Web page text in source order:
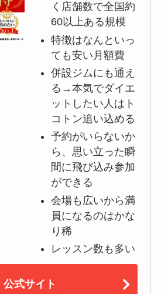
く店舗数で全国約
60以上ある規模
特徴はなんといっ
ても安い月額費
併設ジムにも通え
る→本気でダイエ
ットしたい人はト
コトン追い込める
予約がいらないか
ら、思い立った瞬
間に飛び込み参加
ができる
会場も広いから満
員になるのはかな
り稀
レッスン数も多い
公式サイト